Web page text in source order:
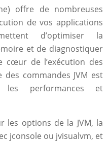
offre de nombreuses
de vos applications
d’optimiser la
et de diagnostiquer
cœur de l’exécution des
des commandes JVM est
les performances et
les options de la JVM, la
jconsole ou jvisualvm, et